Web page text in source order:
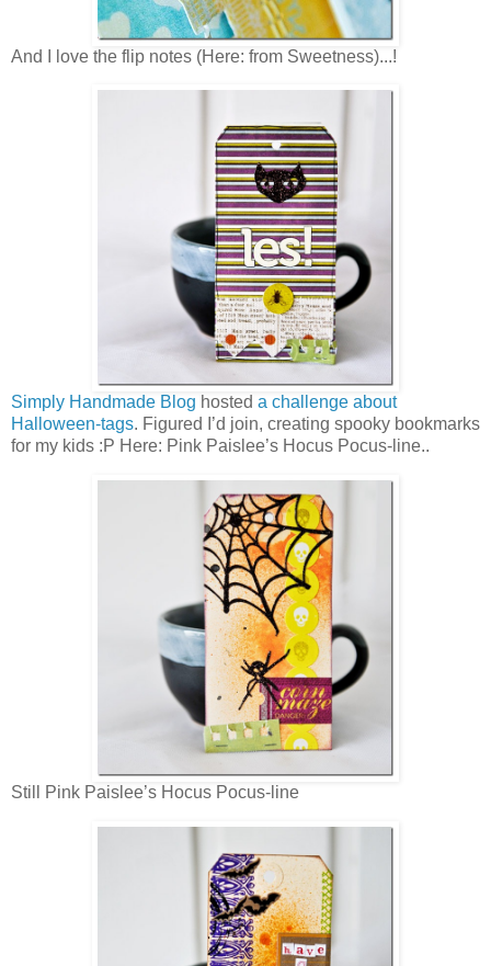
And I love the flip notes (Here: from Sweetness)...!
Simply Handmade Blog hosted a challenge about
Halloween-tags. Figured I’d join, creating spooky bookmarks
for my kids :P Here: Pink Paislee’s Hocus Pocus-line..
Still Pink Paislee’s Hocus Pocus-line